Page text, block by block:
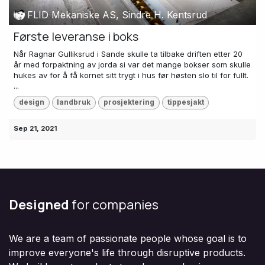
FLID Mekaniske AS, Sindre H. Kentsrud
Første leveranse i boks
Når Ragnar Gulliksrud i Sande skulle ta tilbake driften etter 20
år med forpaktning av jorda si var det mange bokser som skulle
hukes av for å få kornet sitt trygt i hus før høsten slo til for fullt.
...
design landbruk prosjektering tippesjakt
Sep 21, 2021
Designed for companies
We are a team of passionate people whose goal is to
improve everyone's life through disruptive products.